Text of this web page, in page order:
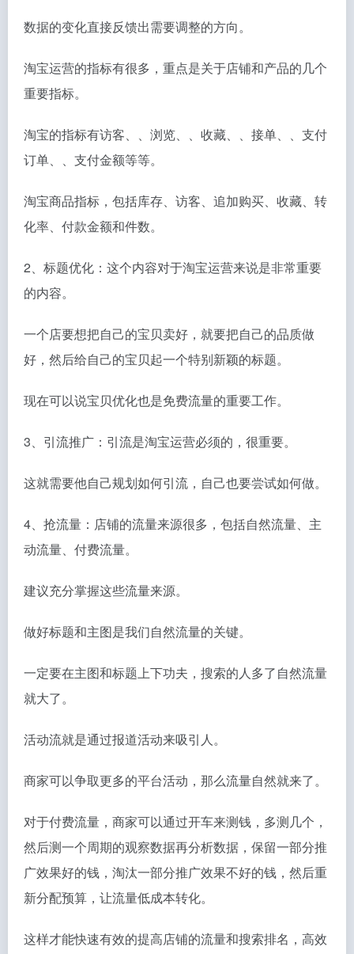
数据的变化直接反馈出需要调整的方向。
淘宝运营的指标有很多，重点是关于店铺和产品的几个
重要指标。
淘宝的指标有访客、、浏览、、收藏、、接单、、支付
订单、、支付金额等等。
淘宝商品指标，包括库存、访客、追加购买、收藏、转
化率、付款金额和件数。
2、标题优化：这个内容对于淘宝运营来说是非常重要
的内容。
一个店要想把自己的宝贝卖好，就要把自己的品质做
好，然后给自己的宝贝起一个特别新颖的标题。
现在可以说宝贝优化也是免费流量的重要工作。
3、引流推广：引流是淘宝运营必须的，很重要。
这就需要他自己规划如何引流，自己也要尝试如何做。
4、抢流量：店铺的流量来源很多，包括自然流量、主
动流量、付费流量。
建议充分掌握这些流量来源。
做好标题和主图是我们自然流量的关键。
一定要在主图和标题上下功夫，搜索的人多了自然流量
就大了。
活动流就是通过报道活动来吸引人。
商家可以争取更多的平台活动，那么流量自然就来了。
对于付费流量，商家可以通过开车来测钱，多测几个，
然后测一个周期的观察数据再分析数据，保留一部分推
广效果好的钱，淘汰一部分推广效果不好的钱，然后重
新分配预算，让流量低成本转化。
这样才能快速有效的提高店铺的流量和搜索排名，高效